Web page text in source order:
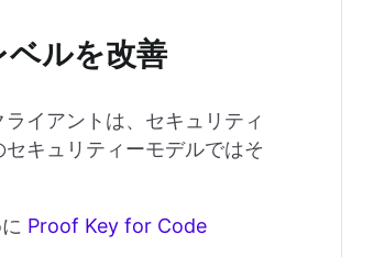
ルを改善
イアントは、セキュリティ
キュリティーモデルではそ
Proof Key for Code